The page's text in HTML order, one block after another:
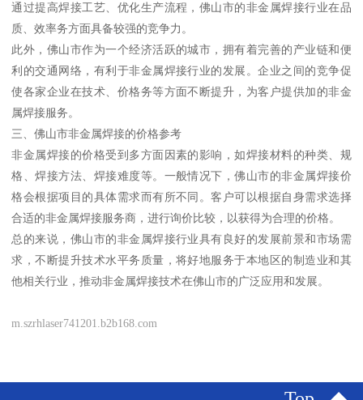
通过提高焊接工艺、优化生产流程，佛山市的非金属焊接行业在品
质、效率务方面具备较强的竞争力。
此外，佛山市作为一个经济活跃的城市，拥有着完善的产业链和便
利的交通网络，有利于非金属焊接行业的发展。企业之间的竞争促
使各家企业在技术、价格务等方面不断提升，为客户提供加的非金
属焊接服务。
三、佛山市非金属焊接的价格参考
非金属焊接的价格受到多方面因素的影响，如焊接材料的种类、规
格、焊接方法、焊接难度等。一般情况下，佛山市的非金属焊接价
格会根据项目的具体需求而有所不同。客户可以根据自身需求选择
合适的非金属焊接服务商，进行询价比较，以获得为合理的价格。
总的来说，佛山市的非金属焊接行业具有良好的发展前景和市场需
求，不断提升技术水平务质量，将好地服务于本地区的制造业和其
他相关行业，推动非金属焊接技术在佛山市的广泛应用和发展。
m.szrhlaser741201.b2b168.com